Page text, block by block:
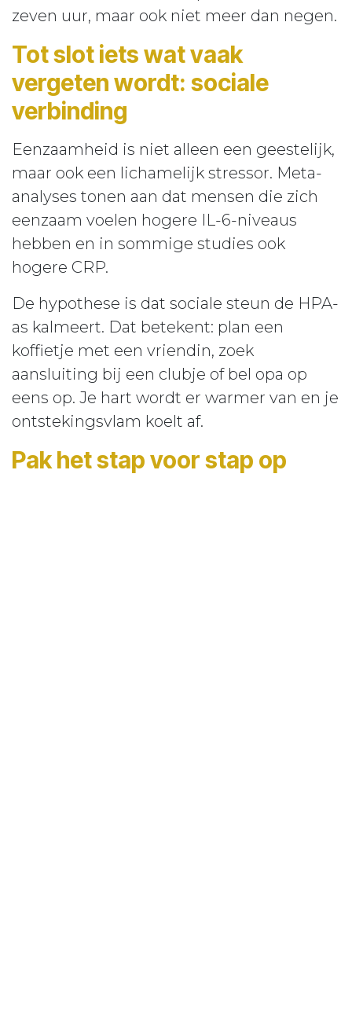
zeven uur, maar ook niet meer dan negen.
Tot slot iets wat vaak
vergeten wordt: sociale
verbinding
Eenzaamheid is niet alleen een geestelijk,
maar ook een lichamelijk stressor. Meta-
analyses tonen aan dat mensen die zich
eenzaam voelen hogere IL-6-niveaus
hebben en in sommige studies ook
hogere CRP.
De hypothese is dat sociale steun de HPA-
as kalmeert. Dat betekent: plan een
koffietje met een vriendin, zoek
aansluiting bij een clubje of bel opa op
eens op. Je hart wordt er warmer van en je
ontstekingsvlam koelt af.
Pak het stap voor stap op